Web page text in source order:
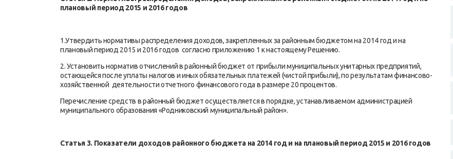
плановый период 2015 и 2016 годов
1.Утвердить нормативы распределения доходов, закрепленных за районным бюджетом на 2014 год и на
плановый период 2015 и 2016 годов согласно приложению 1 к настоящему Решению.
2. Установить норматив отчислений в районный бюджет от прибыли муниципальных унитарных предприятий,
остающейся после уплаты налогов и иных обязательных платежей (чистой прибыли), по результатам финансово-
хозяйственной деятельности отчетного финансового года в размере 20 процентов.
Перечисление средств в районный бюджет осуществляется в порядке, устанавливаемом администрацией
муниципального образования «Родниковский муниципальный район».
Статья 3. Показатели доходов районного бюджета на 2014 год и на плановый период 2015 и 2016 годов